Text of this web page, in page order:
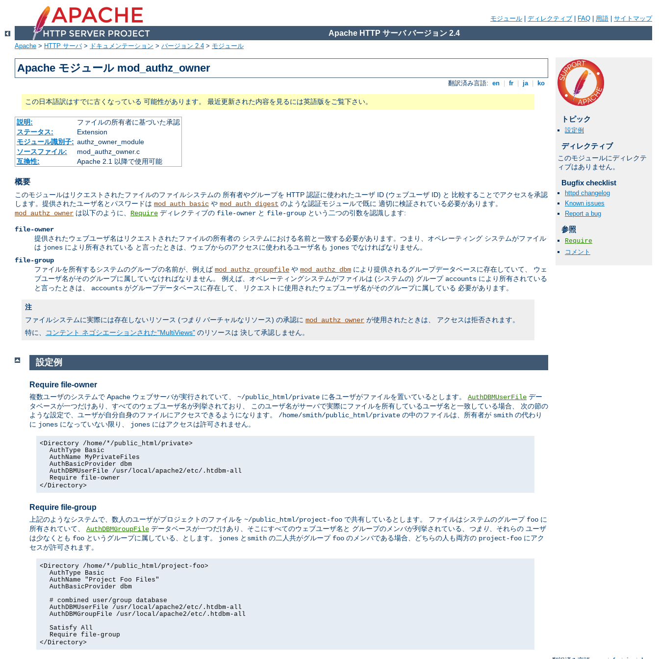
モジュール ディレクティブ FAQ 用語 サイトマップ
Apache HTTP サーバ バージョン 2.4
Apache > HTTP サーバ> ドキュメンテーション > バージョン 2.4 > モジュール
Apache モジュール mod_authz_owner
翻訳済み言語: en fr ja ko
この日本語訳はすでに古くなっている 可能性があります。 最近更新された内容を見るには英語版をご覧下さい。
説明:
ファイルの所有者に基づいた承認
ステータス:
Extension
モジュール識別子: authz_owner_module
ソースファイル:
mod_authz_owner.c
互換性:
Apache 2.1 以降で使用可能
概要
このモジュールはリクエストされたファイルのファイルシステムの 所有者やグループを HTTP 認証に使われたユーザ ID (ウェブユーザ ID) と 比較することでアクセスを承認
します。提供されたユーザ名とパスワードは mod_auth_basic や mod_auth_digest のような認証モジュールで既に 適切に検証されている必要があります。
mod_authz_owner は以下のように、 Require ディレクティブの file-owner と file-group という二つの引数を認識します:
file-owner
提供されたウェブユーザ名はリクエストされたファイルの所有者の システムにおける名前と一致する必要があります。つまり、オペレーティング システムがファイル
は jones により所有されている と言ったときは、ウェブからのアクセスに使われるユーザ名も jones でなければなりません。
file-group
ファイルを所有するシステムのグループの名前が、例えばmod_authz_groupfile や mod_authz_dbm により提供されるグループデータベースに存在していて、 ウェ
ブユーザ名がそのグループに属していなければなりません。 例えば、オペレーティングシステムがファイルは (システムの) グループ accounts により所有されている
と言ったときは、 accounts がグループデータベースに存在して、 リクエストに使用されたウェブユーザ名がそのグループに属している 必要があります。
注
ファイルシステムに実際には存在しないリソース (つまり バーチャルなリソース) の承認に mod_authz_owner が使用されたときは、 アクセスは拒否されます。
特に、
コンテント ネゴシエーションされた"MultiViews" のリソースは 決して承認しません。
トピック
設定例
ディレクティブ
このモジュールにディレクテ
ィブはありません。
Bugfix checklist
httpd changelog
Known issues
Report a bug
参照
Require
コメント
設定例
Require file-owner
複数ユーザのシステムで Apache ウェブサーバが実行されていて、 ~/public_html/private に各ユーザがファイルを置いているとします。 AuthDBMUserFile デー
タベースが一つだけあり、すべてのウェブユーザ名が列挙されており、 このユーザ名がサーバで実際にファイルを所有しているユーザ名と一致している場合、 次の節の
ような設定で、ユーザが自分自身のファイルにアクセスできるようになります。 /home/smith/public_html/private の中のファイルは、所有者が smith の代わり
に jones になっていない限り、 jones にはアクセスは許可されません。
<Directory /home/*/public_html/private>
AuthType Basic
AuthName MyPrivateFiles
AuthBasicProvider dbm
AuthDBMUserFile /usr/local/apache2/etc/.htdbm-all
Require file-owner
</Directory>
Require file-group
上記のようなシステムで、数人のユーザがプロジェクトのファイルを ~/public_html/project-foo で共有しているとします。 ファイルはシステムのグループ foo に
所有されていて、 AuthDBMGroupFile データベースが一つだけあり、そこにすべてのウェブユーザ名と グループのメンバが列挙されている、 つまり、それらの ユーザ
は少なくとも foo というグループに属している、とします。 jones と smith の二人共がグループ foo のメンバである場合、どちらの人も両方の project-foo にアク
セスが許可されます。
<Directory /home/*/public_html/project-foo>
AuthType Basic
AuthName "Project Foo Files"
AuthBasicProvider dbm
# combined user/group database
AuthDBMUserFile /usr/local/apache2/etc/.htdbm-all
AuthDBMGroupFile /usr/local/apache2/etc/.htdbm-all
Satisfy All
Require file-group
</Directory>